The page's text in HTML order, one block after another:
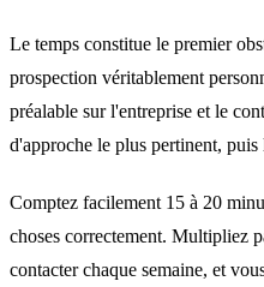
Le temps constitue le premier
prospection véritablement
préalable sur l'entreprise et le
d'approche le plus pertinent,
Comptez facilement 15 à 20
choses correctement. Multipliez
contacter chaque semaine, et